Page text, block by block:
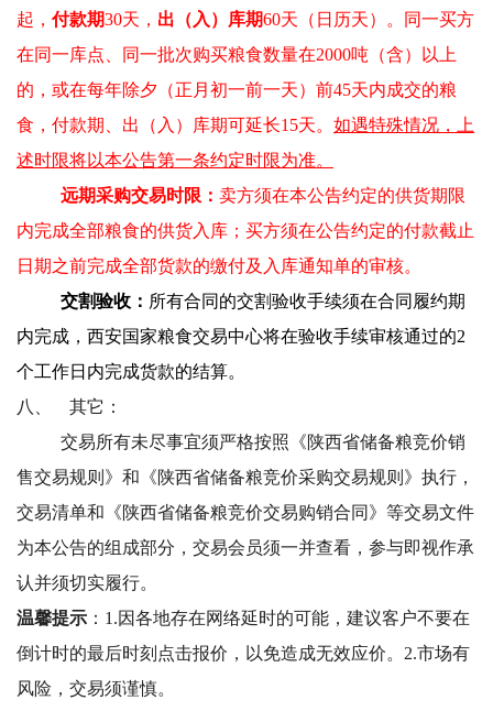
起， 付款期30天， 出（入）库期60天（日历天）。同一买方
在同一库点、同一批次购买粮食数量在2000吨（含）以上
的，或在每年除夕（正月初一前一天）前45天内成交的粮
食，付款期、出（入）库期可延长15天。 如遇特殊情况，上
述时限将以本公告第一条约定时限为准。
远期采购交易时限： 卖方须在本公告约定的供货期限
内完成全部粮食的供货入库；买方须在公告约定的付款截止
日期之前完成全部货款的缴付及入库通知单的审核。
交割验收： 所有合同的交割验收手续须在合同履约期
内完成，西安国家粮食交易中心将在验收手续审核通过的2
个工作日内完成货款的结算。
八、
其它：
交易所有未尽事宜须严格按照《陕西省储备粮竞价销
售交易规则》和《陕西省储备粮竞价采购交易规则》执行，
交易清单和《陕西省储备粮竞价交易购销合同》等交易文件
为本公告的组成部分，交易会员须一并查看，参与即视作承
认并须切实履行。
温馨提示 ： 1.因各地存在网络延时的可能，建议客户不要在
倒计时的最后时刻点击报价，以免造成无效应价。2.市场有
风险，交易须谨慎。